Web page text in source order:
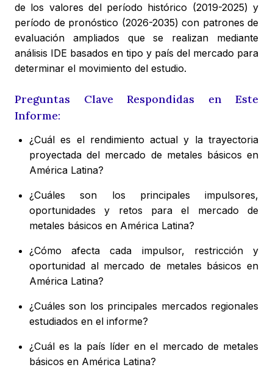
de los valores del período histórico (2019-2025) y
período de pronóstico (2026-2035) con patrones de
evaluación ampliados que se realizan mediante
análisis IDE basados en tipo y país del mercado para
determinar el movimiento del estudio.
Preguntas Clave Respondidas en Este
Informe:
¿Cuál es el rendimiento actual y la trayectoria
proyectada del mercado de metales básicos en
América Latina?
¿Cuáles son los principales impulsores,
oportunidades y retos para el mercado de
metales básicos en América Latina?
¿Cómo afecta cada impulsor, restricción y
oportunidad al mercado de metales básicos en
América Latina?
¿Cuáles son los principales mercados regionales
estudiados en el informe?
¿Cuál es la país líder en el mercado de metales
básicos en América Latina?